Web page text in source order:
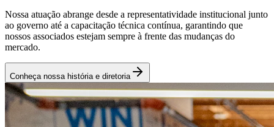
Nossa atuação abrange desde a representatividade institucional junto
ao governo até a capacitação técnica contínua, garantindo que
nossos associados estejam sempre à frente das mudanças do
mercado.
Conheça nossa história e diretoria